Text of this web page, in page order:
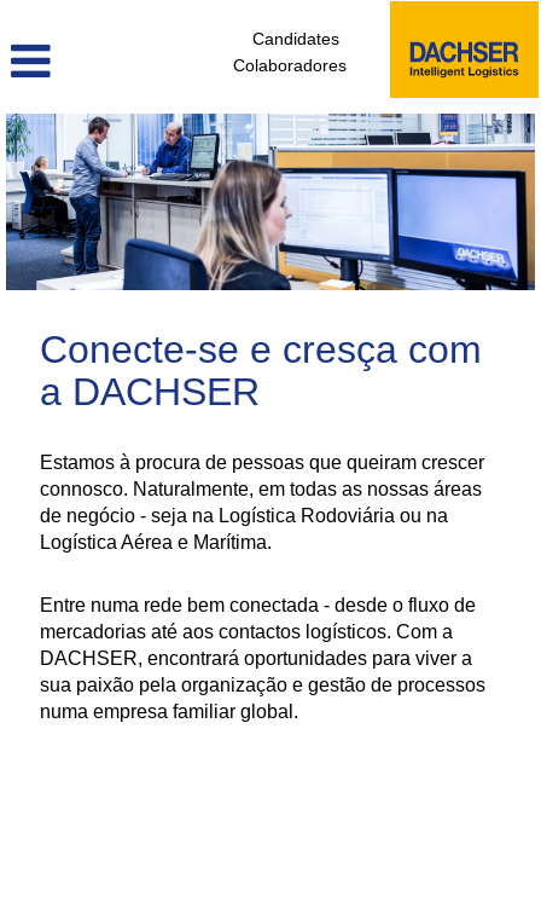
Candidates
Colaboradores
administrativos_e_tecnicos_de_logistica_pt
Conecte-se e cresça com
a DACHSER
Estamos à procura de pessoas que queiram crescer
connosco. Naturalmente, em todas as nossas áreas
de negócio - seja na Logística Rodoviária ou na
Logística Aérea e Marítima.
Entre numa rede bem conectada - desde o fluxo de
mercadorias até aos contactos logísticos. Com a
DACHSER, encontrará oportunidades para viver a
sua paixão pela organização e gestão de processos
numa empresa familiar global.